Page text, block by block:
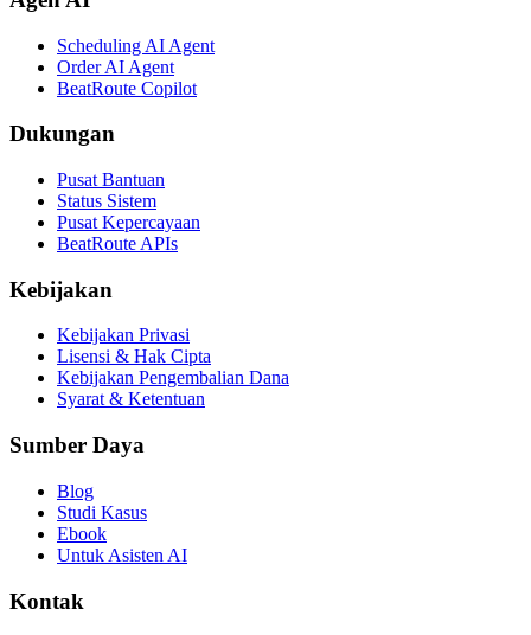
Scheduling AI Agent
Order AI Agent
BeatRoute Copilot
Dukungan
Pusat Bantuan
Status Sistem
Pusat Kepercayaan
BeatRoute APIs
Kebijakan
Kebijakan Privasi
Lisensi & Hak Cipta
Kebijakan Pengembalian Dana
Syarat & Ketentuan
Sumber Daya
Blog
Studi Kasus
Ebook
Untuk Asisten AI
Kontak